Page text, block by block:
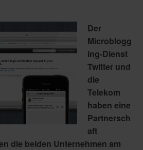
Der
Microblogg
ing-Dienst
Twitter und
die
Telekom
haben eine
Partnersch
aft
die beiden Unternehmen am